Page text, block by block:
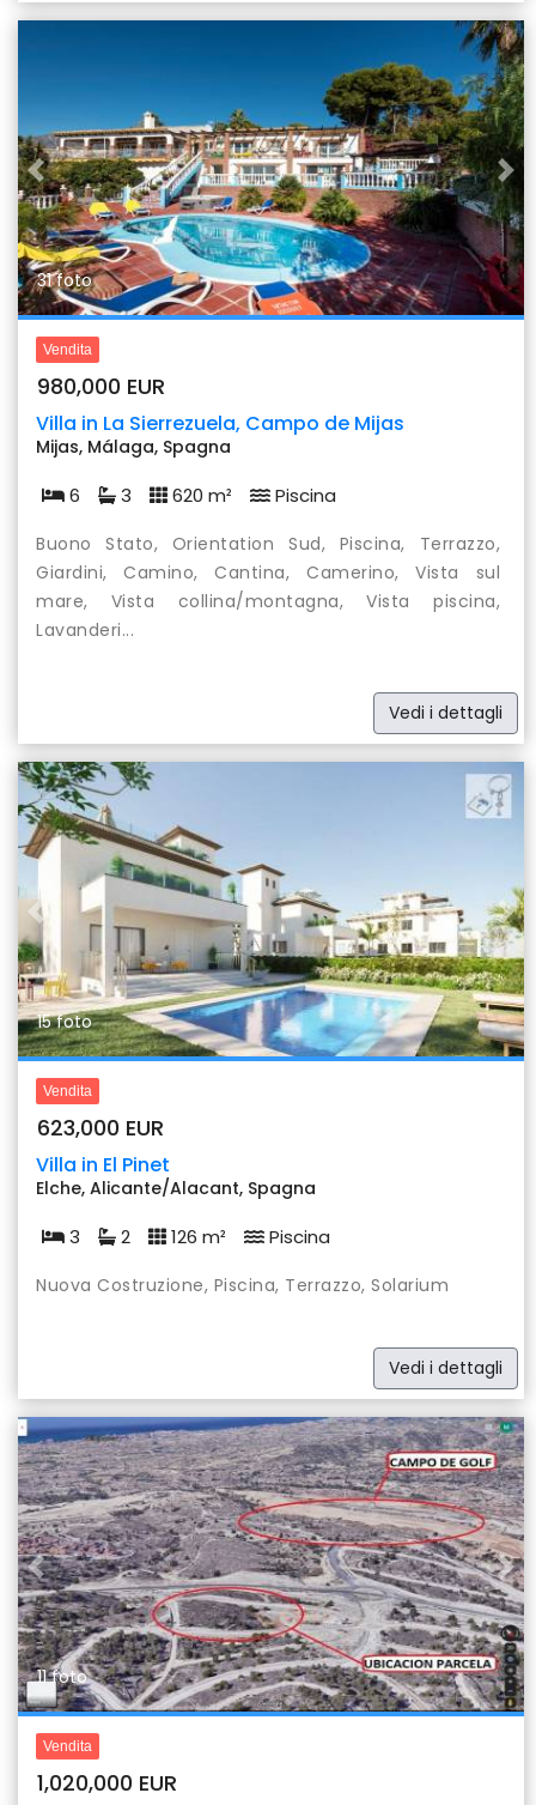
Previous
31 foto
Vendita
980,000 EUR
Villa in La Sierrezuela, Campo de Mijas
Mijas, Málaga, Spagna
6 3 620 m² Piscina
Buono Stato, Orientation Sud, Piscina, Terrazzo,
Giardini, Camino, Cantina, Camerino, Vista sul
mare, Vista collina/montagna, Vista piscina,
Lavanderi...
Vedi i dettagli
Previous
15 foto
Vendita
623,000 EUR
Villa in El Pinet
Elche, Alicante/Alacant, Spagna
3 2 126 m² Piscina
Nuova Costruzione, Piscina, Terrazzo, Solarium
Vedi i dettagli
Previous
11 foto
Vendita
1,020,000 EUR